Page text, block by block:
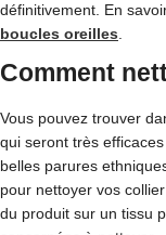
définitivement. En
boucles oreilles
Comment
Vous pouvez trouver
qui seront très
belles parures
pour nettoyer vos
du produit sur un tissu